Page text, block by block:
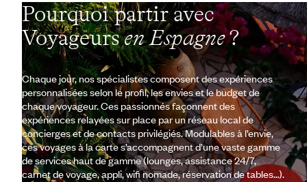
Pourquoi partir avec
Voyageursen Espagne?
Chaque jour, nos spécialistes composent des expériences
personnalisées selon le profil, les envies et le budget de
chaque voyageur. Ces passionnés façonnent des
expériences relayées sur place par un réseau local de
concierges et de contacts privilégiés. Modulables à l’envie,
ces voyages à la carte s’accompagnent d’une vaste gamme
de services haut de gamme (lounges, assistance 24/7,
carnet de voyage, appli, wifi nomade, réservation de tables…).